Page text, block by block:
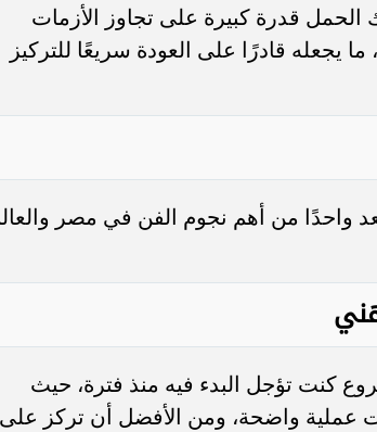
الحمل قدرة كبيرة على تجاوز الأزمات
يجعله قادرًا على العودة سريعًا للتركيز
واحدًا من أهم نجوم الفن في مصر
كنت تؤجل البدء فيه منذ فترة، حيث
عملية واضحة، ومن الأفضل أن تركز على